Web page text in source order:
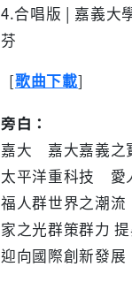
4.合唱版 | 嘉義大
芬
[歌曲下載]
旁白：
嘉大 嘉大嘉義之
太平洋重科技
福人群世界之潮
家之光群策群力
迎向國際創新發